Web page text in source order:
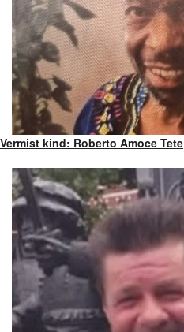
Vermist kind: Roberto Amoce Tete